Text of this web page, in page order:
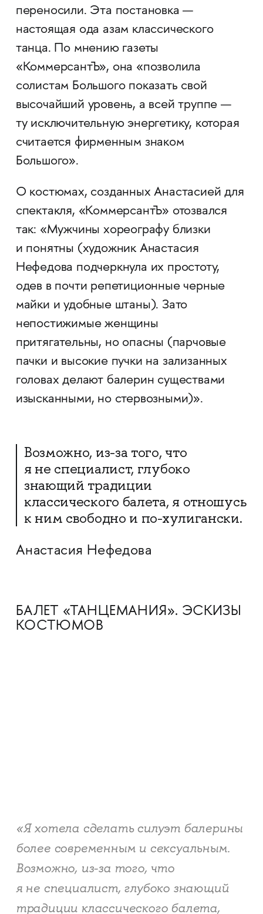
переносили. Эта постановка —
настоящая ода азам классического
танца. По мнению газеты
«КоммерсантЪ», она «позволила
солистам Большого показать свой
высочайший уровень, а всей труппе —
ту исключительную энергетику, которая
считается фирменным знаком
Большого».
О костюмах, созданных Анастасией для
спектакля, «КоммерсантЪ» отозвался
так: «Мужчины хореографу близки
и понятны (художник Анастасия
Нефедова подчеркнула их простоту,
одев в почти репетиционные черные
майки и удобные штаны). Зато
непостижимые женщины
притягательны, но опасны (парчовые
пачки и высокие пучки на зализанных
головах делают балерин существами
изысканными, но стервозными)».
Возможно, из-за того, что
я не специалист, глубоко
знающий традиции
классического балета, я отношусь
к ним свободно и по-хулигански.
Анастасия Нефедова
БАЛЕТ «ТАНЦЕМАНИЯ». ЭСКИЗЫ
КОСТЮМОВ
«Я хотела сделать силуэт балерины
более современным и сексуальным.
Возможно, из-за того, что
я не специалист, глубоко знающий
традиции классического балета,